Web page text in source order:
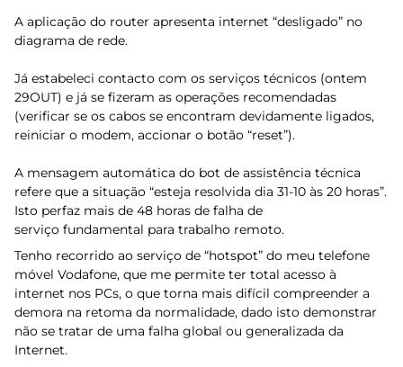
A aplicação do router apresenta internet “desligado” no
diagrama de rede.
Já estabeleci contacto com os serviços técnicos (ontem
29OUT) e já se fizeram as operações recomendadas
(verificar se os cabos se encontram devidamente ligados,
reiniciar o modem, accionar o botão “reset”).
A mensagem automática do bot de assistência técnica
refere que a situação “esteja resolvida dia 31-10 às 20 horas”.
Isto perfaz mais de 48 horas de falha de
serviço fundamental para trabalho remoto.
Tenho recorrido ao serviço de “hotspot” do meu telefone
móvel Vodafone, que me permite ter total acesso à
internet nos PCs, o que torna mais difícil compreender a
demora na retoma da normalidade, dado isto demonstrar
não se tratar de uma falha global ou generalizada da
Internet.